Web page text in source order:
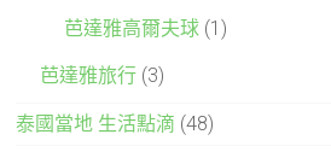
芭達雅高爾夫球 (1)
芭達雅旅行 (3)
泰國當地 生活點滴 (48)